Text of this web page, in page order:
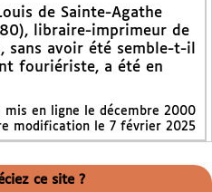
de Sainte-Agathe
libraire-imprimeur de
sans avoir été semble-t-il
fouriériste, a été en
mis en ligne le décembre 2000
modification le 7 février 2025
ce site ?